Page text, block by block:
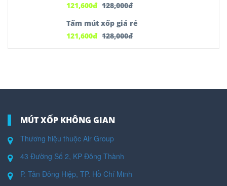
121,600đ 128,000đ
Tấm mút xốp giá rẻ
121,600đ 128,000đ
MÚT XỐP KHÔNG GIAN
Thương hiệu thuộc Air Group
43 Đường Số 2, KP Đông Thành
P. Tân Đông Hiệp, TP. Hồ Chí Minh